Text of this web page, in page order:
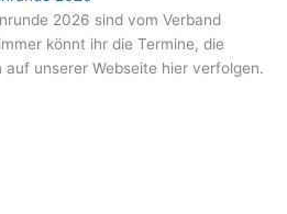
2026 sind vom Verband
könnt ihr die Termine, die
auf unserer Webseite hier verfolgen.